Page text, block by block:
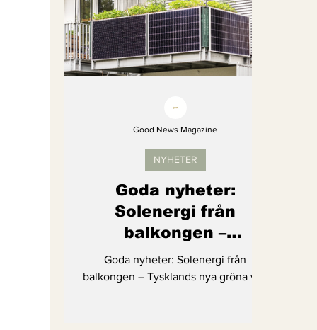
Goda nyheter:
Solenergi från
balkongen –
Tysklands nya gröna
våg
Goda nyheter: Solenergi från
balkongen – Tysklands nya gröna våg
NYHETER
Good News Magazine